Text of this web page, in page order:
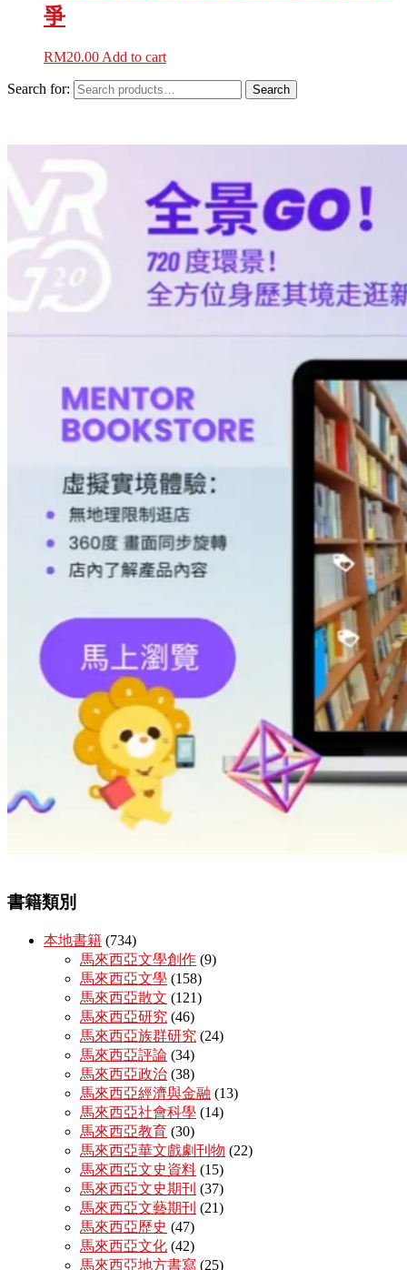
爭
RM20.00 Add to cart
Search for: Search
書籍類別
本地書籍 (734)
馬來西亞文學創作 (9)
馬來西亞文學 (158)
馬來西亞散文 (121)
馬來西亞研究 (46)
馬來西亞族群研究 (24)
馬來西亞評論 (34)
馬來西亞政治 (38)
馬來西亞經濟與金融 (13)
馬來西亞社會科學 (14)
馬來西亞教育 (30)
馬來西亞華文戲劇刊物 (22)
馬來西亞文史資料 (15)
馬來西亞文史期刊 (37)
馬來西亞文藝期刊 (21)
馬來西亞歷史 (47)
馬來西亞文化 (42)
馬來西亞地方書寫 (25)